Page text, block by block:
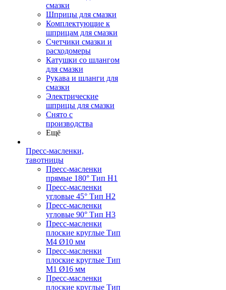
смазки
Шприцы для смазки
Комплектующие к
шприцам для смазки
Счетчики смазки и
расходомеры
Катушки со шлангом
для смазки
Рукава и шланги для
смазки
Электрические
шприцы для смазки
Снято с
производства
Ещё
Пресс-масленки,
тавотницы
Пресс-масленки
прямые 180° Тип H1
Пресс-масленки
угловые 45° Тип H2
Пресс-масленки
угловые 90° Тип H3
Пресс-масленки
плоские круглые Тип
M4 Ø10 мм
Пресс-масленки
плоские круглые Тип
M1 Ø16 мм
Пресс-масленки
плоские круглые Тип